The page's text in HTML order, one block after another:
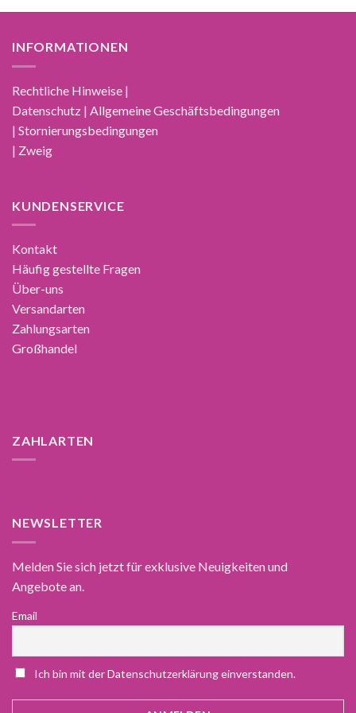
INFORMATIONEN
Rechtliche Hinweise |
Datenschutz | Allgemeine Geschäftsbedingungen
| Stornierungsbedingungen
| Zweig
KUNDENSERVICE
Kontakt
Häufig gestellte Fragen
Über-uns
Versandarten
Zahlungsarten
Großhandel
ZAHLARTEN
NEWSLETTER
Melden Sie sich jetzt für exklusive Neuigkeiten und
Angebote an.
Email
Ich bin mit der Datenschutzerklärung einverstanden.